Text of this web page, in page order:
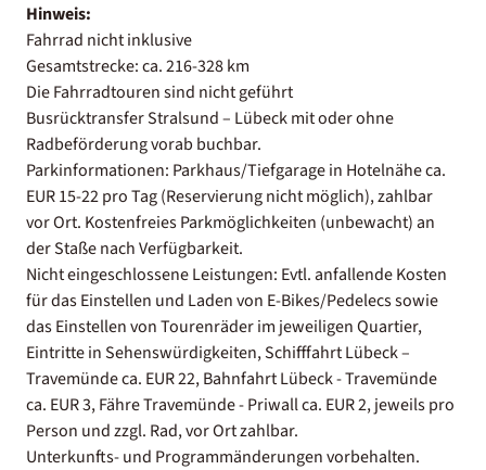
Hinweis:
Fahrrad nicht inklusive
Gesamtstrecke: ca. 216-328 km
Die Fahrradtouren sind nicht geführt
Busrücktransfer Stralsund – Lübeck mit oder ohne
Radbeförderung vorab buchbar.
Parkinformationen: Parkhaus/Tiefgarage in Hotelnähe ca.
EUR 15-22 pro Tag (Reservierung nicht möglich), zahlbar
vor Ort. Kostenfreies Parkmöglichkeiten (unbewacht) an
der Staße nach Verfügbarkeit.
Nicht eingeschlossene Leistungen: Evtl. anfallende Kosten
für das Einstellen und Laden von E-Bikes/Pedelecs sowie
das Einstellen von Tourenräder im jeweiligen Quartier,
Eintritte in Sehenswürdigkeiten, Schifffahrt Lübeck –
Travemünde ca. EUR 22, Bahnfahrt Lübeck - Travemünde
ca. EUR 3, Fähre Travemünde - Priwall ca. EUR 2, jeweils pro
Person und zzgl. Rad, vor Ort zahlbar.
Unterkunfts- und Programmänderungen vorbehalten.